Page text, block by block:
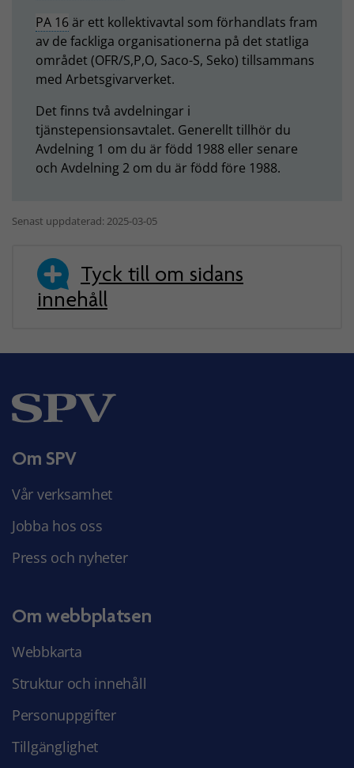
PA 16 är ett kollektivavtal som förhandlats fram
av de fackliga organisationerna på det statliga
området (OFR/S,P,O, Saco-S, Seko) tillsammans
med Arbetsgivarverket.
Det finns två avdelningar i
tjänstepensionsavtalet. Generellt tillhör du
Avdelning 1 om du är född 1988 eller senare
och Avdelning 2 om du är född före 1988.
Senast uppdaterad: 2025-03-05
Tyck till om sidans
innehåll
Om SPV
Vår verksamhet
Jobba hos oss
Press och nyheter
Om webbplatsen
Webbkarta
Struktur och innehåll
Personuppgifter
Tillgänglighet